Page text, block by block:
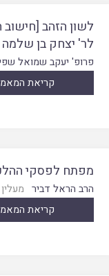
לשון הזהב
לר' יצחק בן
פרופ' יעקב שמואל
קריאת
מפתח לפסקי
הרב הראל דביר
קריאת